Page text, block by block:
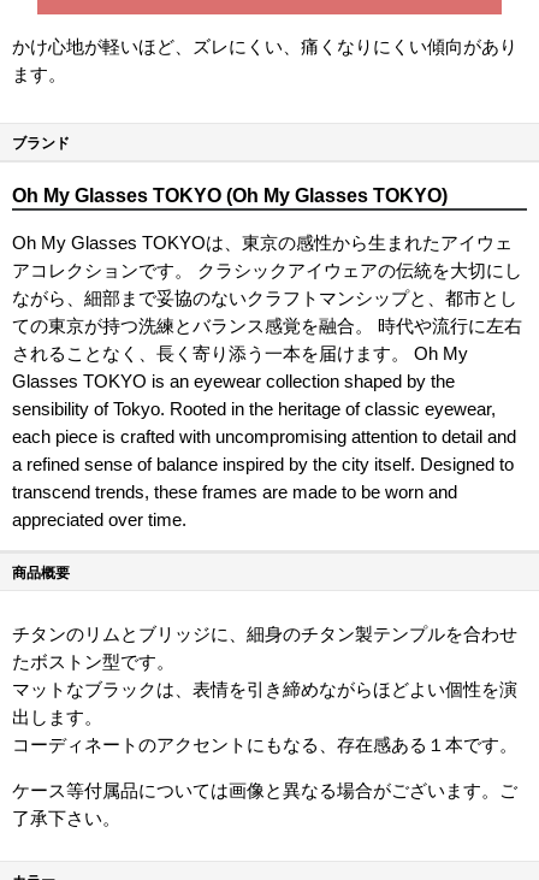
かけ心地が軽いほど、ズレにくい、痛くなりにくい傾向があり
ます。
ブランド
Oh My Glasses TOKYO (Oh My Glasses TOKYO)
Oh My Glasses TOKYOは、東京の感性から生まれたアイウェ
アコレクションです。 クラシックアイウェアの伝統を大切にし
ながら、細部まで妥協のないクラフトマンシップと、都市とし
ての東京が持つ洗練とバランス感覚を融合。 時代や流行に左右
されることなく、長く寄り添う一本を届けます。 Oh My
Glasses TOKYO is an eyewear collection shaped by the
sensibility of Tokyo. Rooted in the heritage of classic eyewear,
each piece is crafted with uncompromising attention to detail and
a refined sense of balance inspired by the city itself. Designed to
transcend trends, these frames are made to be worn and
appreciated over time.
商品概要
チタンのリムとブリッジに、細身のチタン製テンプルを合わせ
たボストン型です。
マットなブラックは、表情を引き締めながらほどよい個性を演
出します。
コーディネートのアクセントにもなる、存在感ある１本です。
ケース等付属品については画像と異なる場合がございます。ご
了承下さい。